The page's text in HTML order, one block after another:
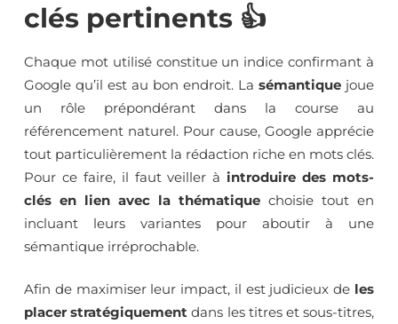
clés pertinents 👍
Chaque mot utilisé constitue un indice confirmant à
Google qu’il est au bon endroit. La sémantique joue
un rôle prépondérant dans la course au
référencement naturel. Pour cause, Google apprécie
tout particulièrement la rédaction riche en mots clés.
Pour ce faire, il faut veiller àintroduire des mots-
clés en lien avec la thématique choisie tout en
incluant leurs variantes pour aboutir à une
sémantique irréprochable.
Afin de maximiser leur impact, il est judicieux de les
placer stratégiquement dans les titres et sous-titres,